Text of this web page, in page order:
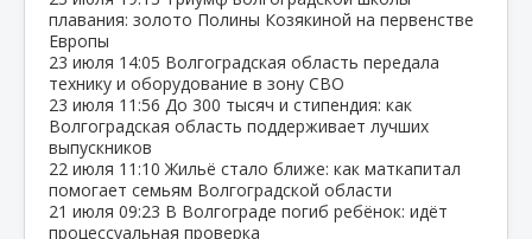
плавания: золото Полины Козякиной на первенстве
Европы
23 июля 14:05 Волгоградская область передала
технику и оборудование в зону СВО
23 июля 11:56 До 300 тысяч и стипендия: как
Волгоградская область поддерживает лучших
выпускников
22 июля 11:10 Жильё стало ближе: как маткапитал
помогает семьям Волгоградской области
21 июля 09:23 В Волгограде погиб ребёнок: идёт
процессуальная проверка